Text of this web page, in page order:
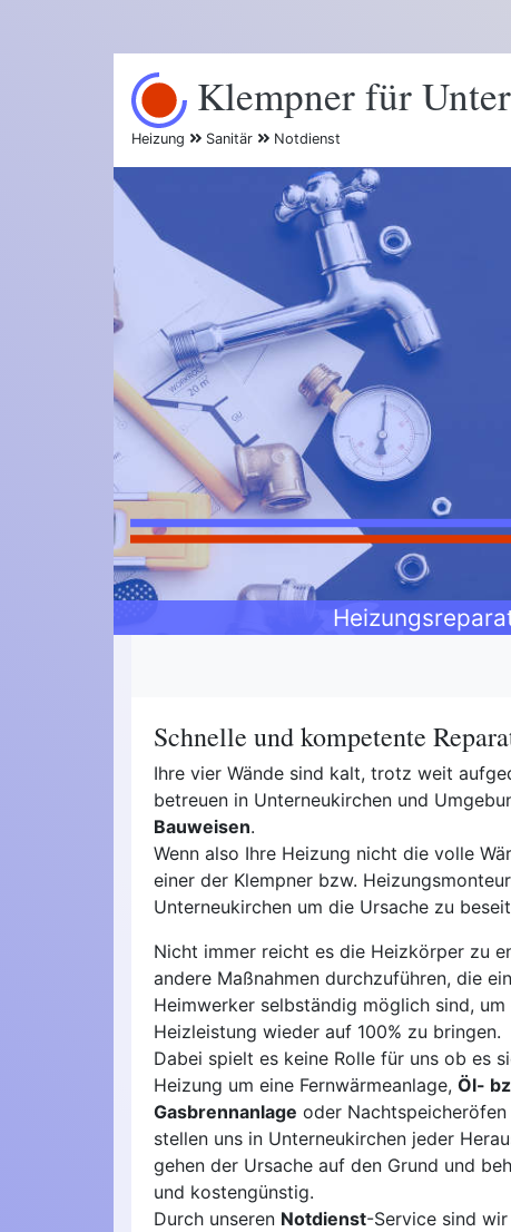
Klempner für
Heizung Sanitär Notdienst
Schnelle und kompetente
Ihre vier Wände sind kalt, trotz weit
betreuen in Unterneukirchen und
Bauweisen.
Wenn also Ihre Heizung nicht die volle
einer der Klempner bzw.
Unterneukirchen um die Ursache zu
Nicht immer reicht es die Heizkörper zu
andere Maßnahmen durchzuführen, die
Heimwerker selbständig möglich sind, um
Heizleistung wieder auf 100% zu bringen.
Dabei spielt es keine Rolle für uns ob es
Heizung um eine Fernwärmeanlage, Öl-
Gasbrennanlage oder
stellen uns in Unterneukirchen jeder
gehen der Ursache auf den Grund und
und kostengünstig.
Durch unseren Notdienst-Service sind